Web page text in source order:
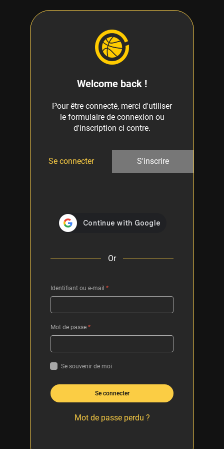
Welcome back !
Pour être connecté, merci d'utiliser
le formulaire de connexion ou
d'inscription ci contre.
Se connecter S'inscrire
Or
Identifiant ou e-mail *
Mot de passe *
Se souvenir de moi
Se connecter
Mot de passe perdu ?